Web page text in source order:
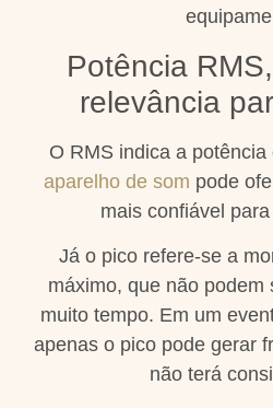
Potência
relevância
O RMS indica a
aparelho de som pode
mais confiável
Já o pico refere-se a
máximo, que não podem
muito tempo. Em um
apenas o pico pode gerar
não terá